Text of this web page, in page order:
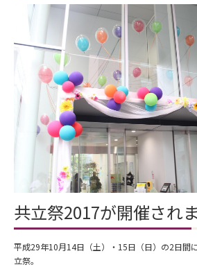
共立祭2017が開催され
平成29年10月14日（土）・15日（日）の2日間
立祭。